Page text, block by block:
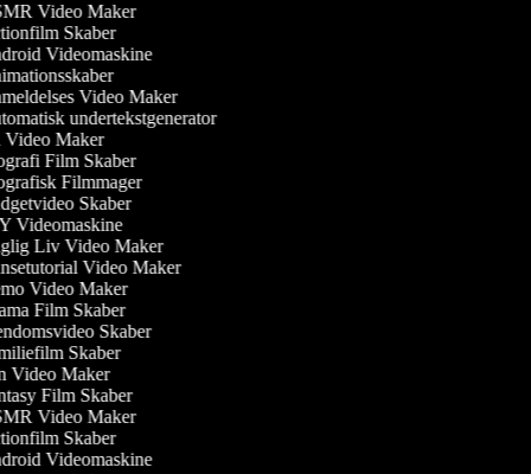
Video Maker
Skaber
Videomaskine
Video Maker
undertekstgenerator
Maker
Film Skaber
Filmmager
Skaber
Videomaskine
Liv Video Maker
Video Maker
Video Maker
Film Skaber
Skaber
Skaber
Video Maker
Film Skaber
Video Maker
Skaber
Videomaskine